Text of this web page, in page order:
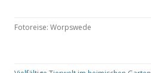
Fotoreise: Worpswede